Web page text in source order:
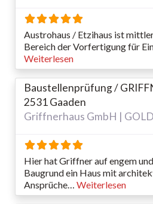
Austrohaus / Etzihaus ist
Bereich der Vorfertigung für
Weiterlesen
Baustellenprüfung /
2531 Gaaden
Griffnerhaus GmbH |
Hier hat Griffner auf engem
Baugrund ein Haus mit
Ansprüche… Weiterlesen